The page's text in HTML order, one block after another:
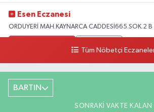
Esen Eczanesi
ORDUYERİ MAH.KAYNARCA CADDESİ665.SOK.2 B
Şiremirçavuş Mahallesi, Kırıkçı Zeliha Ana Sokak
0 (378) 227 85 45
Tüm Nöbetçi
BARTIN
SONRAKI VAKTE KALAN